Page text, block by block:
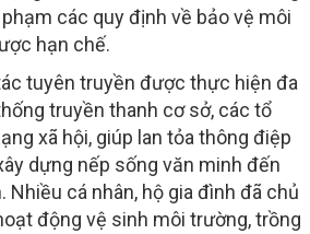
các quy định về bảo vệ môi
hạn chế.
tuyên truyền được thực hiện đa
truyền thanh cơ sở, các tổ
xã hội, giúp lan tỏa thông điệp
dựng nếp sống văn minh đến
Nhiều cá nhân, hộ gia đình đã chủ
động vệ sinh môi trường, trồng